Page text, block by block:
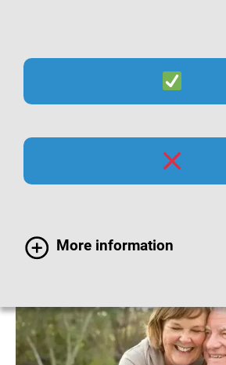
More information
RSV-Impfung bei
Erwachsenen